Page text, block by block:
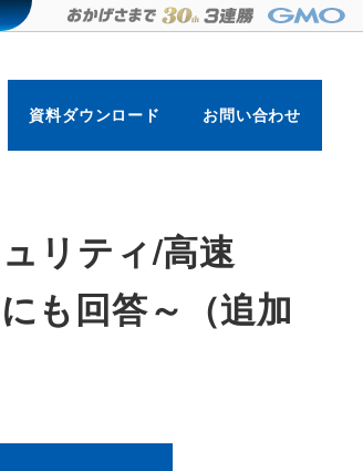
資料ダウンロード お問い合わせ
リティ/高速
も回答～（追加